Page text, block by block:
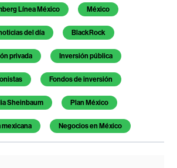
artículoLínea México México
del día BlackRock
privada Inversión pública
Fondos de inversión
Sheinbaum Plan México
mexicana Negocios en México